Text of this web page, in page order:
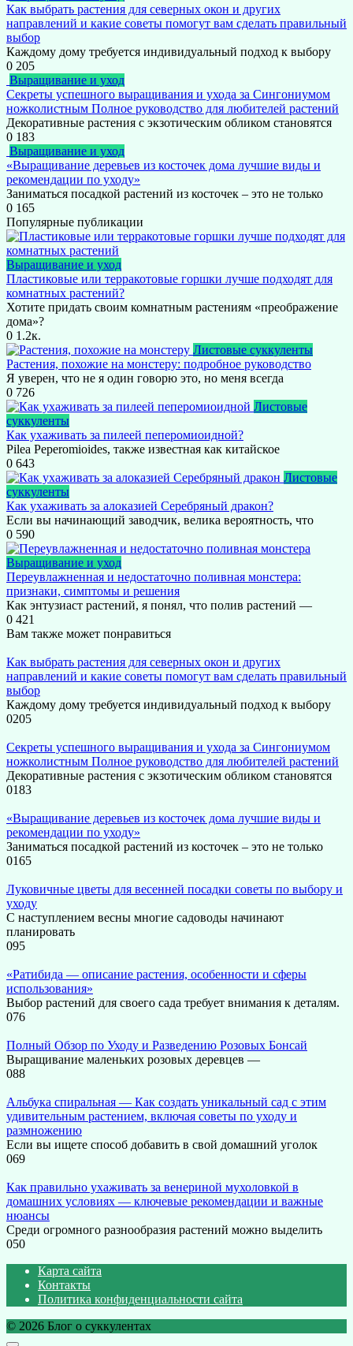
Как выбрать растения для северных окон и других
направлений и какие советы помогут вам сделать правильный
выбор
Каждому дому требуется индивидуальный подход к выбору
0 205
Выращивание и уход
Секреты успешного выращивания и ухода за Сингониумом
ножколистным Полное руководство для любителей растений
Декоративные растения с экзотическим обликом становятся
0 183
Выращивание и уход
«Выращивание деревьев из косточек дома лучшие виды и
рекомендации по уходу»
Заниматься посадкой растений из косточек – это не только
0 165
Популярные публикации
Выращивание и уход
Пластиковые или терракотовые горшки лучше подходят для
комнатных растений?
Хотите придать своим комнатным растениям «преображение
дома»?
0 1.2к.
Листовые суккуленты
Растения, похожие на монстеру: подробное руководство
Я уверен, что не я один говорю это, но меня всегда
0 726
Листовые
суккуленты
Как ухаживать за пилеей пеперомиоидной?
Pilea Peperomioides, также известная как китайское
0 643
Листовые
суккуленты
Как ухаживать за алоказией Серебряный дракон?
Если вы начинающий заводчик, велика вероятность, что
0 590
Выращивание и уход
Переувлажненная и недостаточно поливная монстера:
признаки, симптомы и решения
Как энтузиаст растений, я понял, что полив растений —
0 421
Вам также может понравиться
Как выбрать растения для северных окон и других
направлений и какие советы помогут вам сделать правильный
выбор
Каждому дому требуется индивидуальный подход к выбору
0205
Секреты успешного выращивания и ухода за Сингониумом
ножколистным Полное руководство для любителей растений
Декоративные растения с экзотическим обликом становятся
0183
«Выращивание деревьев из косточек дома лучшие виды и
рекомендации по уходу»
Заниматься посадкой растений из косточек – это не только
0165
Луковичные цветы для весенней посадки советы по выбору и
уходу
С наступлением весны многие садоводы начинают
планировать
095
«Ратибида — описание растения, особенности и сферы
использования»
Выбор растений для своего сада требует внимания к деталям.
076
Полный Обзор по Уходу и Разведению Розовых Бонсай
Выращивание маленьких розовых деревцев —
088
Альбука спиральная — Как создать уникальный сад с этим
удивительным растением, включая советы по уходу и
размножению
Если вы ищете способ добавить в свой домашний уголок
069
Как правильно ухаживать за венериной мухоловкой в
домашних условиях — ключевые рекомендации и важные
нюансы
Среди огромного разнообразия растений можно выделить
050
Карта сайта
Контакты
Политика конфиденциальности сайта
© 2026 Блог о суккулентах